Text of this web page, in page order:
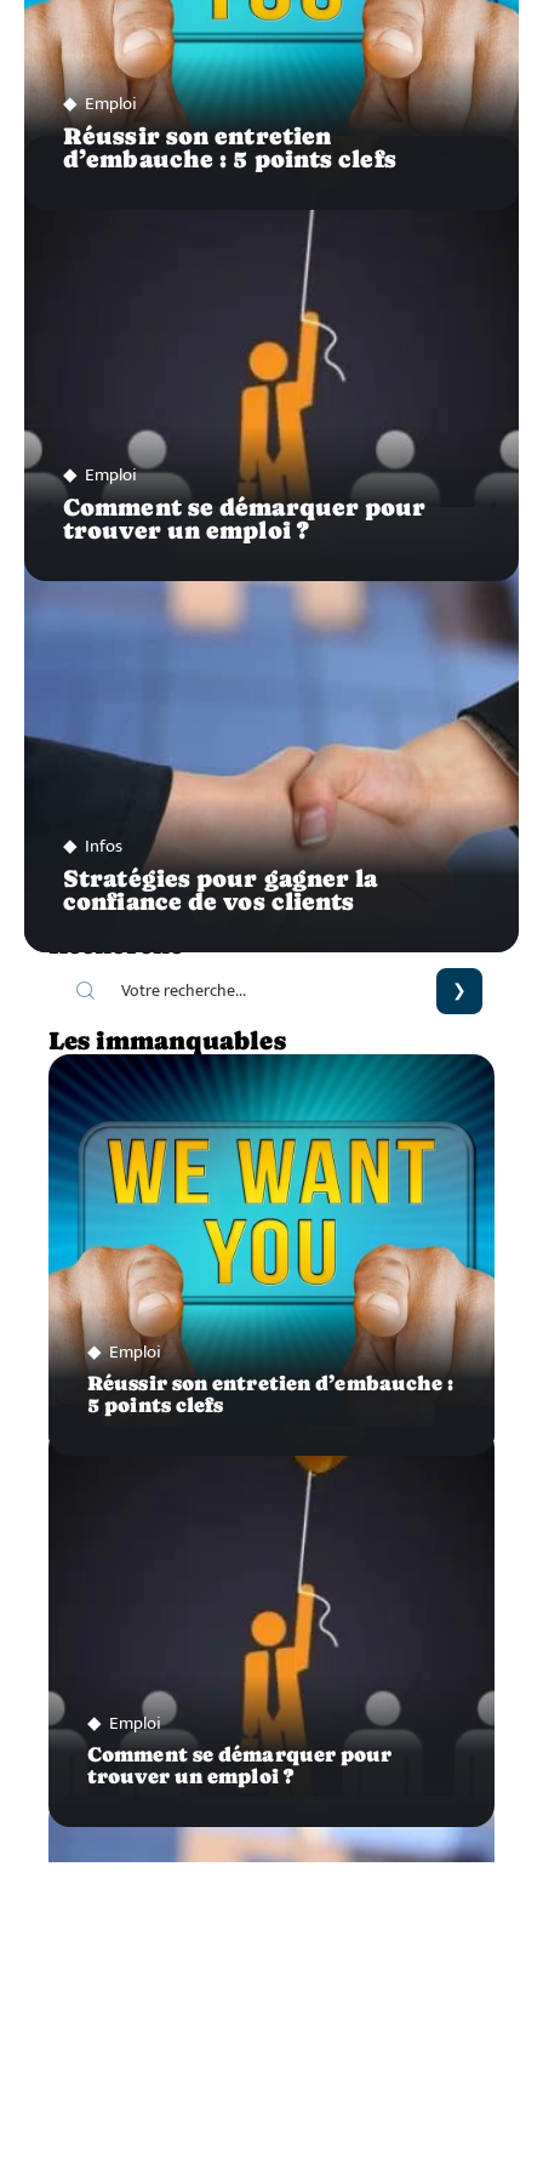
Emploi
Réussir son entretien
d’embauche : 5 points clefs
Emploi
Comment se démarquer pour
trouver un emploi ?
Infos
Stratégies pour gagner la
confiance de vos clients
Les immanquables
Emploi
Réussir son entretien d’embauche :
5 points clefs
Emploi
Comment se démarquer pour
trouver un emploi ?